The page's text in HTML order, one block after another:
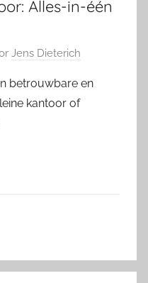
Alles-in-één
Jens Dieterich
betrouwbare en
kantoor of